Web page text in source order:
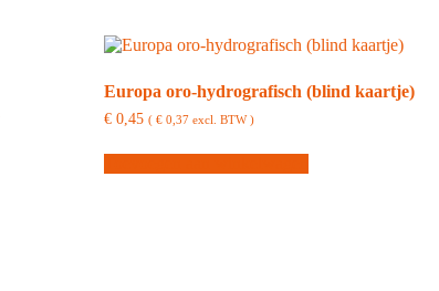
Europa oro-hydrografisch (blind kaartje)
€0,45 ( €0,37excl. BTW )